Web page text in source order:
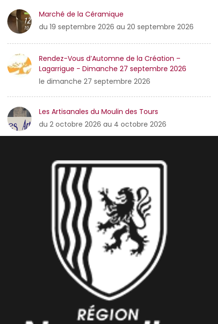
Marché de la Céramique
du 19 septembre 2026 au 20 septembre 2026
Rendez-Vous d’Automne de la Création –
Lagarrigue - Dimanche 27 septembre 2026
le dimanche 27 septembre 2026
Les Artisanales du Moulin des Tours
du 2 octobre 2026 au 4 octobre 2026